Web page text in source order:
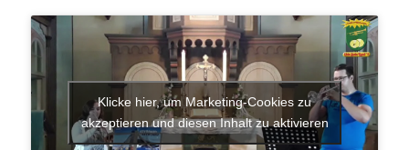
Klicke hier, um Marketing-Cookies zu
akzeptieren und diesen Inhalt zu aktivieren